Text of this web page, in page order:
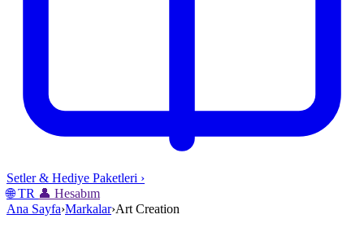
Setler & Hediye Paketleri ›
🌐 TR 👤 Hesabım
Ana Sayfa›Markalar›Art Creation